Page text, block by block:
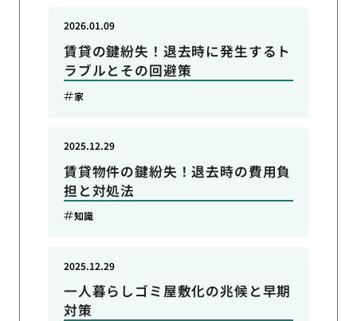
賃貸の鍵紛失！退去時に発生するト
ラブルとその回避策
2026.01.09
家
賃貸物件の鍵紛失！退去時の費用負
担と対処法
2025.12.29
知識
一人暮らしゴミ屋敷化の兆候と早期
対策
2025.12.29